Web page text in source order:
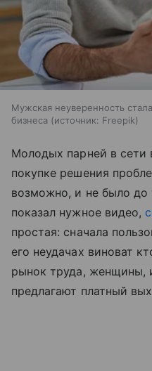
Мужская неуверенность
бизнеса
источник: Freepik
Молодых парней в сети
покупке решения
возможно, и не было до
показал нужное видео,
простая: сначала
его неудачах виноват
рынок труда, женщины,
предлагают платный